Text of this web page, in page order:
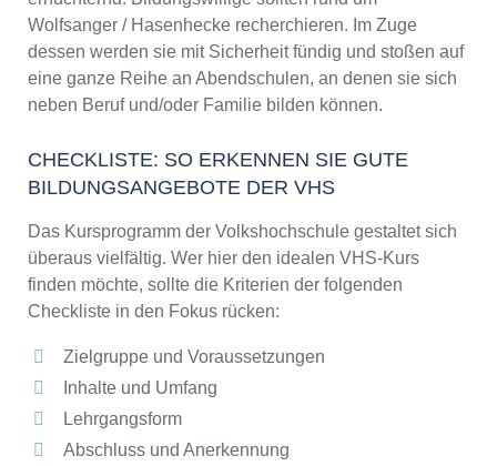
Wolfsanger / Hasenhecke recherchieren. Im Zuge
dessen werden sie mit Sicherheit fündig und stoßen auf
eine ganze Reihe an Abendschulen, an denen sie sich
neben Beruf und/oder Familie bilden können.
CHECKLISTE: SO ERKENNEN SIE GUTE
BILDUNGSANGEBOTE DER VHS
Das Kursprogramm der Volkshochschule gestaltet sich
überaus vielfältig. Wer hier den idealen VHS-Kurs
finden möchte, sollte die Kriterien der folgenden
Checkliste in den Fokus rücken:
Zielgruppe und Voraussetzungen
Inhalte und Umfang
Lehrgangsform
Abschluss und Anerkennung